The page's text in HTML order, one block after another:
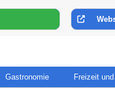
Gastronomie Freizeit